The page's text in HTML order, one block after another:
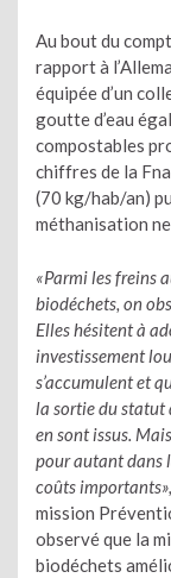
Au bout du
rapport à
équipée d’un
goutte d’eau
compostables
chiffres de la
(70 kg/hab/an)
méthanisation
«Parmi les freins
biodéchets, on
Elles hésitent à
investissement
s’accumulent et
la sortie du statut
en sont issus.
pour autant dans
coûts importants»,
mission
observé que la
biodéchets